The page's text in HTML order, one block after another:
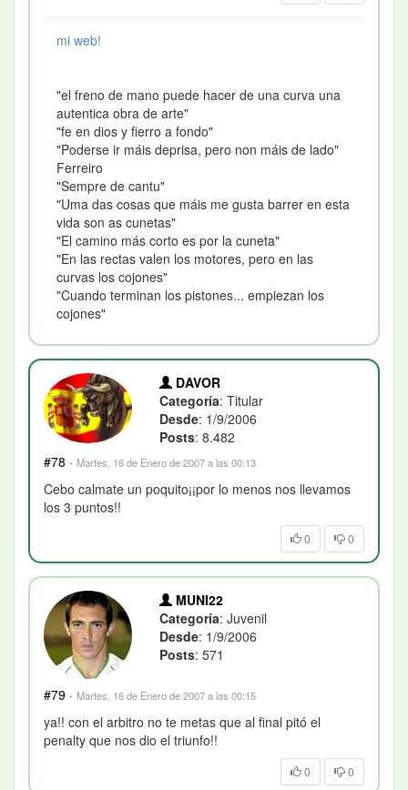
mi web!
"el freno de mano puede hacer de una curva una
autentica obra de arte"
"fe en dios y fierro a fondo"
"Poderse ir máis deprisa, pero non máis de lado"
Ferreiro
"Sempre de cantu"
"Uma das cosas que máis me gusta barrer en esta
vida son as cunetas"
"El camino más corto es por la cuneta"
"En las rectas valen los motores, pero en las
curvas los cojones"
"Cuando terminan los pistones... empiezan los
cojones"
DAVOR
Categoría: Titular
Desde: 1/9/2006
Posts: 8.482
#78 · Martes, 16 de Enero de 2007 a las 00:13
Cebo calmate un poquito¡¡por lo menos nos llevamos
los 3 puntos!!
0 0
MUNI22
Categoría: Juvenil
Desde: 1/9/2006
Posts: 571
#79 · Martes, 16 de Enero de 2007 a las 00:15
ya!! con el arbitro no te metas que al final pitó el
penalty que nos dio el triunfo!!
0 0